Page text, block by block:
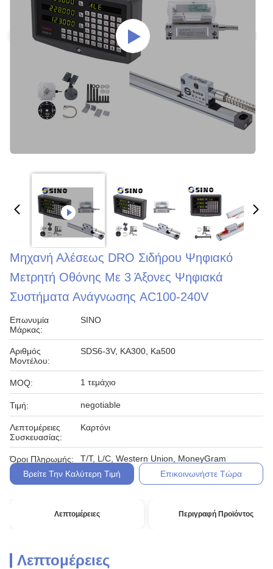
Μηχανή Αλέσεως DRO Σιδήρου Ψηφιακό
Μετρητή Οθόνης Με 3 Άξονες Ψηφιακά
Συστήματα Ανάγνωσης AC100-240V
Επωνυμία
Μάρκας:
SINO
Αριθμός
Μοντέλου:
SDS6-3V, KA300, Ka500
MOQ: 1 τεμάχιο
Τιμή: negotiable
Λεπτομέρειες
Συσκευασίας:
Καρτόνι
Όροι Πληρωμής:
T/T, L/C, Western Union, MoneyGram
Βρείτε Την Καλύτερη Τιμή
Επικοινωνήστε Τώρα
Λεπτομέρειες Περιγραφή Προϊόντος
Λεπτομέρειες